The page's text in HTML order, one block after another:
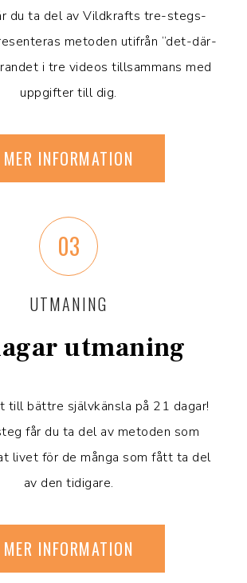
du ta del av Vildkrafts tre-stegs-
metoden utifrån “det-där-
i tre videos tillsammans med
uppgifter till dig.
MER INFORMATION
03
UTMANING
utmaning
till bättre självkänsla på 21 dagar!
får du ta del av metoden som
livet för de många som fått ta del
av den tidigare.
MER INFORMATION